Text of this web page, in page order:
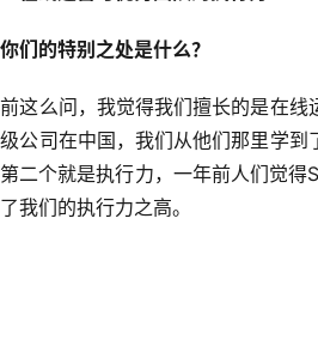
们的特别之处是什么？
这么问，我觉得我们擅长的是在
公司在中国，我们从他们那里学
二个就是执行力，一年前人们觉
我们的执行力之高。